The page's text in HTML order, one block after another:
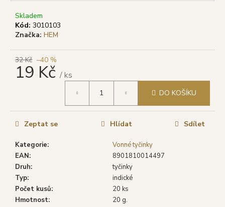
Skladem
Kód: 3010103
Značka: HEM
32 Kč –40 %
19 Kč / ks
DO KOŠÍKU
Kategorie:
Vonné tyčinky
EAN:
8901810014497
Druh:
tyčinky
Typ:
indické
Počet kusů:
20 ks
Hmotnost: 20 g.
Zeptat se Hlídat Sdílet
D
o
p
u
m
SHRINIVAS
SATYA